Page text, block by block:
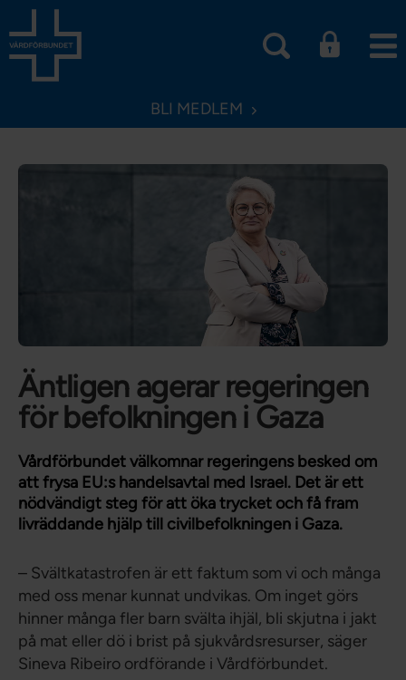
BLI MEDLEM
Äntligen agerar regeringen
för befolkningen i Gaza
Vårdförbundet välkomnar regeringens besked om
att frysa EU:s handelsavtal med Israel. Det är ett
nödvändigt steg för att öka trycket och få fram
livräddande hjälp till civilbefolkningen i Gaza.
– Svältkatastrofen är ett faktum som vi och många
med oss menar kunnat undvikas. Om inget görs
hinner många fler barn svälta ihjäl, bli skjutna i jakt
på mat eller dö i brist på sjukvårdsresurser, säger
Sineva Ribeiro ordförande i Vårdförbundet.